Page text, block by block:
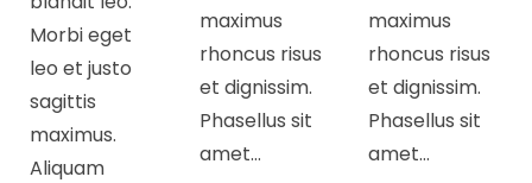
Morbi eget
leo et justo
sagittis
maximus.
Aliquam
maximus
rhoncus risus
et dignissim.
Phasellus sit
amet…
maximus
rhoncus risus
et dignissim.
Phasellus sit
amet…